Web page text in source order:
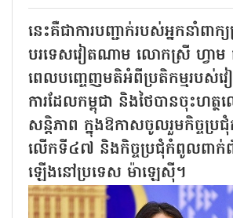
នេះគឺជាការបញ្ជាក់របស់អ្នកនាំពាក្
បរទេសវៀតណាម លោកស្រី ហ្វា
ពេលបញ្ចេញមតិអំពីប្រតិកម្មរបស់
ការដែលកម្ពុជា និងថៃបានចុះហត្
សន្តិភាព ក្នុងឱកាសចូលរួមកិច្ចប្
លើកទី៤៧ និងកិច្ចប្រជុំកំពូលពាក់ព័
ឡើងនៅប្រទេស ម៉ាឡេស៊ី។